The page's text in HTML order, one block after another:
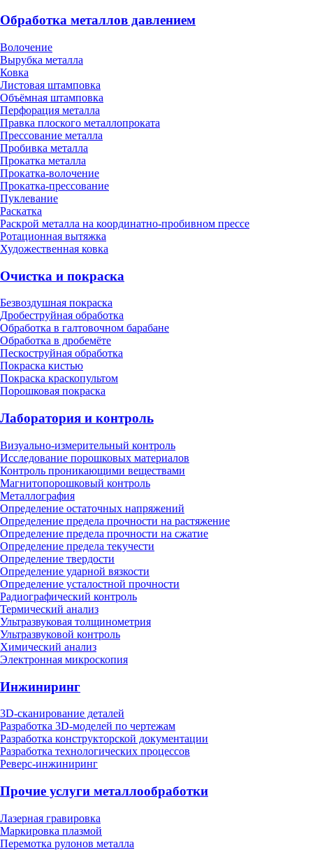
Обработка металлов давлением
Волочение
Вырубка металла
Ковка
Листовая штамповка
Объёмная штамповка
Перфорация металла
Правка плоского металлопроката
Прессование металла
Пробивка металла
Прокатка металла
Прокатка-волочение
Прокатка-прессование
Пуклевание
Раскатка
Раскрой металла на координатно-пробивном прессе
Ротационная вытяжка
Художественная ковка
Очистка и покраска
Безвоздушная покраска
Дробеструйная обработка
Обработка в галтовочном барабане
Обработка в дробемёте
Пескоструйная обработка
Покраска кистью
Покраска краскопультом
Порошковая покраска
Лаборатория и контроль
Визуально-измерительный контроль
Исследование порошковых материалов
Контроль проникающими веществами
Магнитопорошковый контроль
Металлография
Определение остаточных напряжений
Определение предела прочности на растяжение
Определение предела прочности на сжатие
Определение предела текучести
Определение твердости
Определение ударной вязкости
Определение усталостной прочности
Радиографический контроль
Термический анализ
Ультразвуковая толщинометрия
Ультразвуковой контроль
Химический анализ
Электронная микроскопия
Инжиниринг
3D-сканирование деталей
Разработка 3D-моделей по чертежам
Разработка конструкторской документации
Разработка технологических процессов
Реверс-инжиниринг
Прочие услуги металлообработки
Лазерная гравировка
Маркировка плазмой
Перемотка рулонов металла